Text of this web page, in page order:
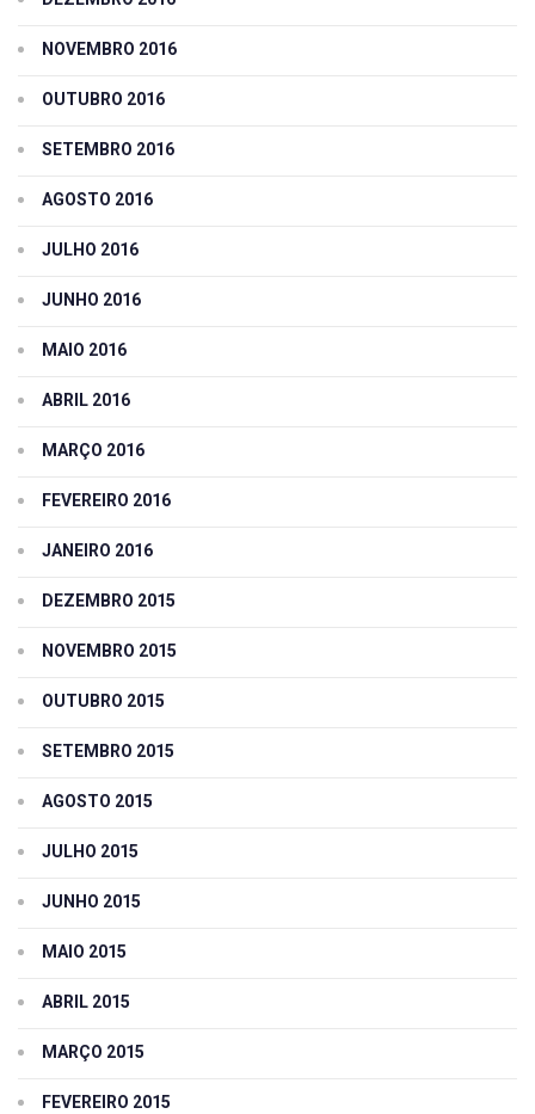
NOVEMBRO 2016
OUTUBRO 2016
SETEMBRO 2016
AGOSTO 2016
JULHO 2016
JUNHO 2016
MAIO 2016
ABRIL 2016
MARÇO 2016
FEVEREIRO 2016
JANEIRO 2016
DEZEMBRO 2015
NOVEMBRO 2015
OUTUBRO 2015
SETEMBRO 2015
AGOSTO 2015
JULHO 2015
JUNHO 2015
MAIO 2015
ABRIL 2015
MARÇO 2015
FEVEREIRO 2015